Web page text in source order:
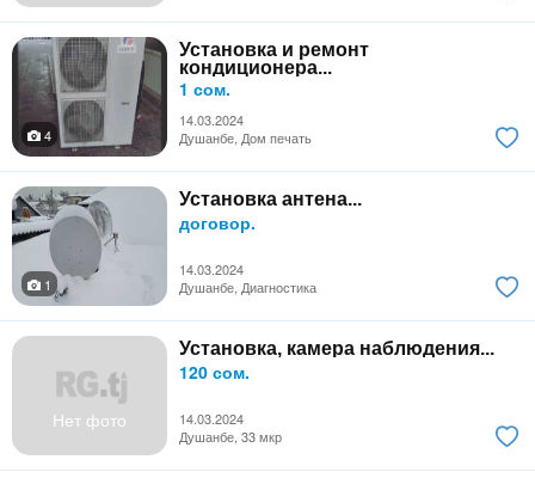
Установка и ремонт
кондиционера...
1 сом.
14.03.2024
4
Душанбе, Дом печать
Установка антена...
договор.
14.03.2024
1
Душанбе, Диагностика
Нет фото
Установка, камера наблюдения...
120 сом.
14.03.2024
Душанбе, 33 мкр